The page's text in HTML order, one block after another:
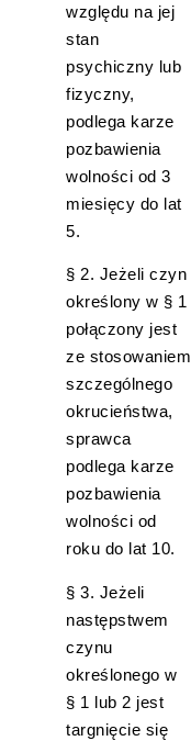
względu na jej
stan
psychiczny lub
fizyczny,
podlega karze
pozbawienia
wolności od 3
miesięcy do lat
5.
§ 2. Jeżeli czyn
określony w § 1
połączony jest
ze stosowaniem
szczególnego
okrucieństwa,
sprawca
podlega karze
pozbawienia
wolności od
roku do lat 10.
§ 3. Jeżeli
następstwem
czynu
określonego w
§ 1 lub 2 jest
targnięcie się